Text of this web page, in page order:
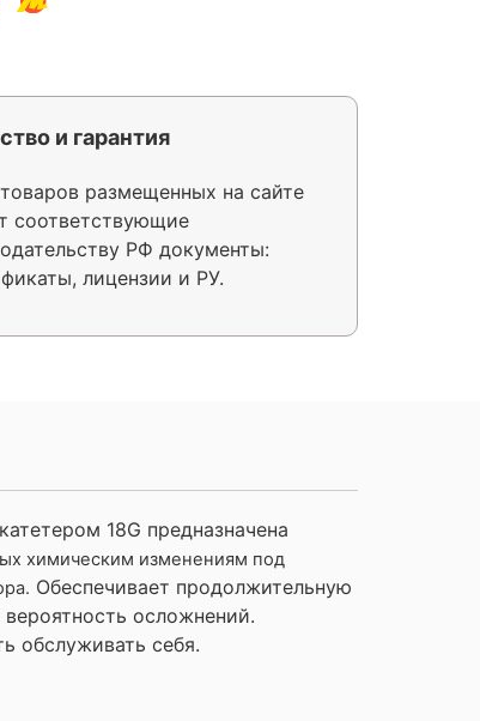
и гарантия
размещенных на сайте
соответствующие
РФ документы:
лицензии и РУ.
18G предназначена
химическим изменениям под
Обеспечивает продолжительную
осложнений.
обслуживать себя.